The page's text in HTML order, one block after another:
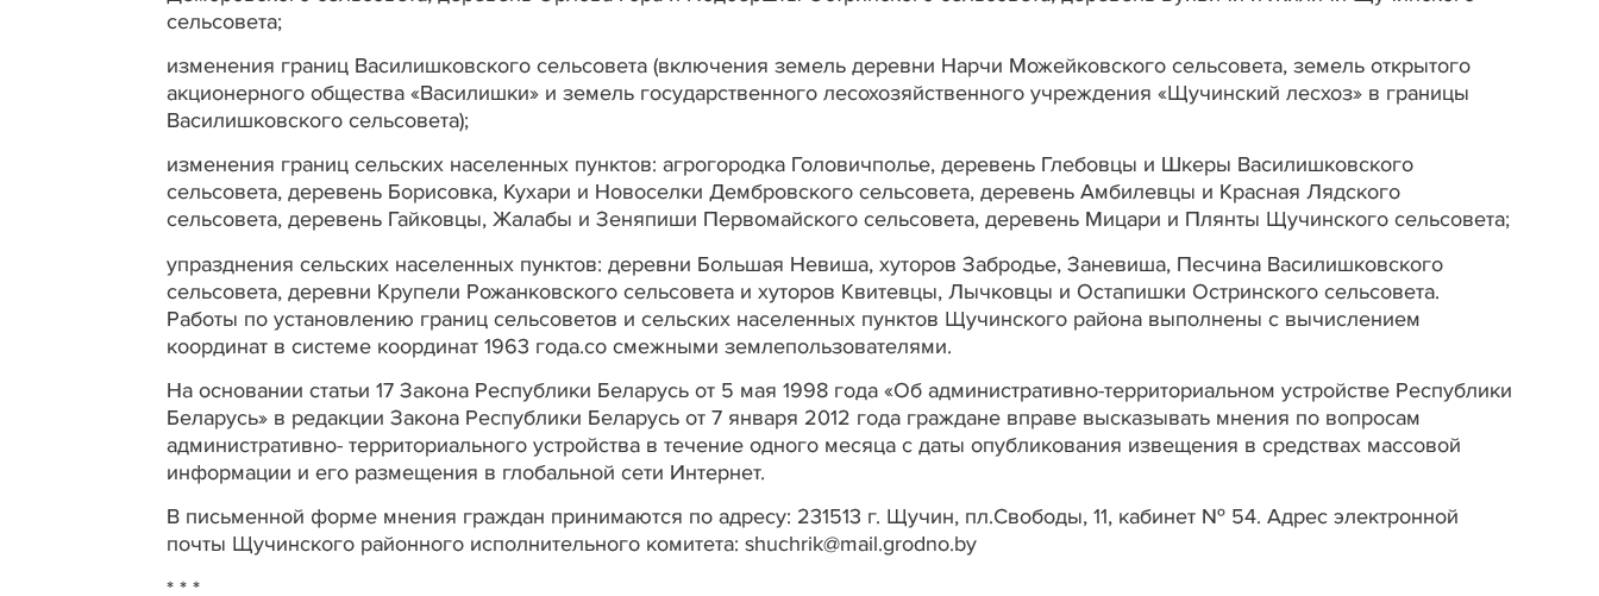
сельсовета;
изменения границ Василишковского сельсовета (включения земель деревни Нарчи Можейковского сельсовета, земель открытого
акционерного общества «Василишки» и земель государственного лесохозяйственного учреждения «Щучинский лесхоз» в границы
Василишковского сельсовета);
изменения границ сельских населенных пунктов: агрогородка Головичполье, деревень Глебовцы и Шкеры Василишковского
сельсовета, деревень Борисовка, Кухари и Новоселки Дембровского сельсовета, деревень Амбилевцы и Красная Лядского
сельсовета, деревень Гайковцы, Жалабы и Зеняпиши Первомайского сельсовета, деревень Мицари и Плянты Щучинского сельсовета;
упразднения сельских населенных пунктов: деревни Большая Невиша, хуторов Забродье, Заневиша, Песчина Василишковского
сельсовета, деревни Крупели Рожанковского сельсовета и хуторов Квитевцы, Лычковцы и Остапишки Остринского сельсовета.
Работы по установлению границ сельсоветов и сельских населенных пунктов Щучинского района выполнены с вычислением
координат в системе координат 1963 года.со смежными землепользователями.
На основании статьи 17 Закона Республики Беларусь от 5 мая 1998 года «Об административно-территориальном устройстве Республики
Беларусь» в редакции Закона Республики Беларусь от 7 января 2012 года граждане вправе высказывать мнения по вопросам
административно- территориального устройства в течение одного месяца с даты опубликования извещения в средствах массовой
информации и его размещения в глобальной сети Интернет.
В письменной форме мнения граждан принимаются по адресу: 231513 г. Щучин, пл.Свободы, 11, кабинет № 54. Адрес электронной
почты Щучинского районного исполнительного комитета: shuchrik@mail.grodno.by
* * *